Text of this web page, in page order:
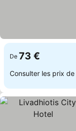
De 73 €
Consulter les prix de